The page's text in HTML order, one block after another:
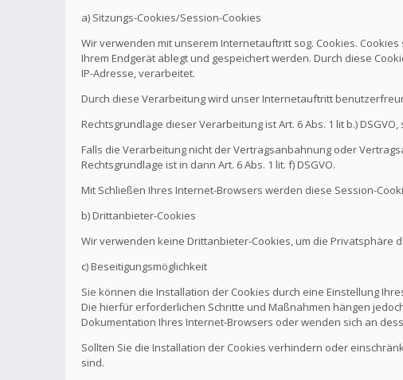
a) Sitzungs-Cookies/Session-Cookies
Wir verwenden mit unserem Internetauftritt sog. Cookies.
Ihrem Endgerät ablegt und gespeichert werden. Durch diese
IP-Adresse, verarbeitet.
Durch diese Verarbeitung wird unser Internetauftritt
Rechtsgrundlage dieser Verarbeitung ist Art. 6 Abs. 1 lit b.)
Falls die Verarbeitung nicht der Vertragsanbahnung oder
Rechtsgrundlage ist in dann Art. 6 Abs. 1 lit. f) DSGVO.
Mit Schließen Ihres Internet-Browsers werden diese Session-
b) Drittanbieter-Cookies
Wir verwenden keine Drittanbieter-Cookies, um die Privatsphäre
c) Beseitigungsmöglichkeit
Sie können die Installation der Cookies durch eine Einstellung
Die hierfür erforderlichen Schritte und Maßnahmen hängen
Dokumentation Ihres Internet-Browsers oder wenden sich an
Sollten Sie die Installation der Cookies verhindern oder
sind.